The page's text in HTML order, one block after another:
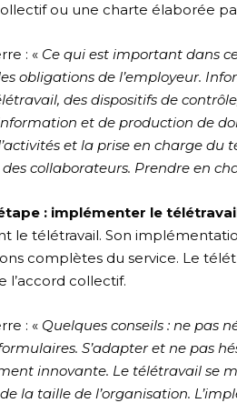
ou une charte élaborée
: « Ce qui est important dans
obligations de l’employeur.
des dispositifs de
et de production de
et la prise en charge du
collaborateurs. Prendre en
: implémenter le
le télétravail. Son
complètes du service. Le
l’accord collectif.
: « Quelques conseils : ne pas
S’adapter et ne pas
innovante. Le télétravail se
la taille de l’organisation.